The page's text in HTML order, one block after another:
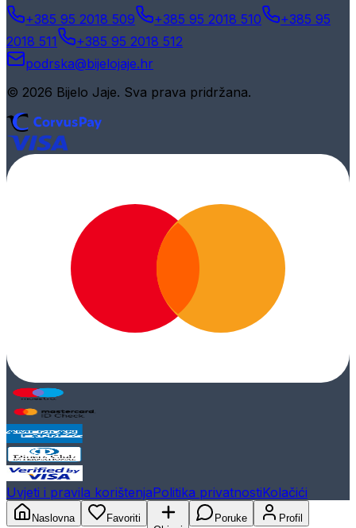
+385 95 2018 509 +385 95 2018 510
+385 95
2018 511
+385 95 2018 512
podrska@bijelojaje.hr
© 2026 Bijelo Jaje. Sva prava pridržana.
Uvjeti i pravila korištenjaPolitika privatnostiKolačići
Naslovna
Favoriti
Poruke Profil